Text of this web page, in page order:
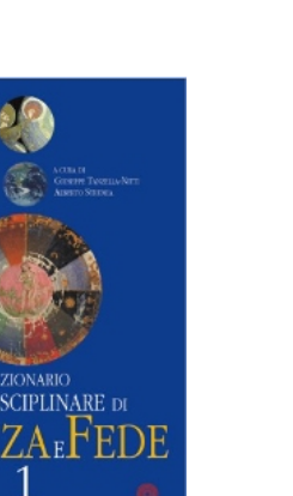
TUTTO